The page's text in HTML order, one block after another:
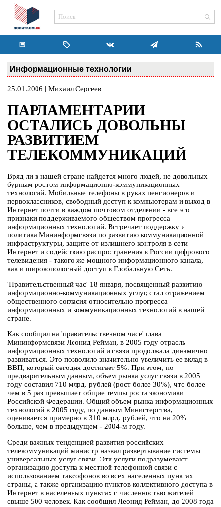
Информационные технологии
25.01.2006 | Михаил Сергеев
ПАРЛАМЕНТАРИИ
ОСТАЛИСЬ ДОВОЛЬНЫ
РАЗВИТИЕМ
ТЕЛЕКОММУНИКАЦИЙ
Вряд ли в нашей стране найдется много людей, не довольных
бурным ростом информационно-коммуникационных
технологий. Мобильные телефоны в руках пенсионеров и
первоклассников, свободный доступ к компьютерам и выход в
Интернет почти в каждом почтовом отделении - все это
признаки поддерживаемого обществом прогресса
информационных технологий. Встречает поддержку и
политика Мининформсвязи по развитию коммуникационной
инфраструктуры, защите от излишнего контроля в сети
Интернет и содействию распространения в России цифрового
телевидения - такого же мощного информационного канала,
как и широкополосный доступ в Глобальную Сеть.
'Правительственный час' 18 января, посвященный развитию
информационно-коммуникационных услуг, стал отражением
общественного согласия относительно прогресса
информационных и коммуникационных технологий в нашей
стране.
Как сообщил на 'правительственном часе' глава
Мининформсвязи Леонид Рейман, в 2005 году отрасль
информационных технологий и связи продолжала динамично
развиваться. Это позволило значительно увеличить ее вклад в
ВВП, который сегодня достигает 5%. При этом, по
предварительным данным, объем рынка услуг связи в 2005
году составил 710 млрд. рублей (рост более 30%), что более
чем в 5 раз превышает общие темпы роста экономики
Российской Федерации. Общий объем рынка информационных
технологий в 2005 году, по данным Министерства,
оценивается примерно в 310 млрд. рублей, что на 20%
больше, чем в предыдущем - 2004-м году.
Среди важных тенденцией развития российских
телекоммуникаций министр назвал развертывание системы
универсальных услуг связи. Эти услуги подразумевают
организацию доступа к местной телефонной связи с
использованием таксофонов во всех населенных пунктах
страны, а также организацию пунктов коллективного доступа в
Интернет в населенных пунктах с численностью жителей
свыше 500 человек. Как сообщил Леонид Рейман, до 2008 года